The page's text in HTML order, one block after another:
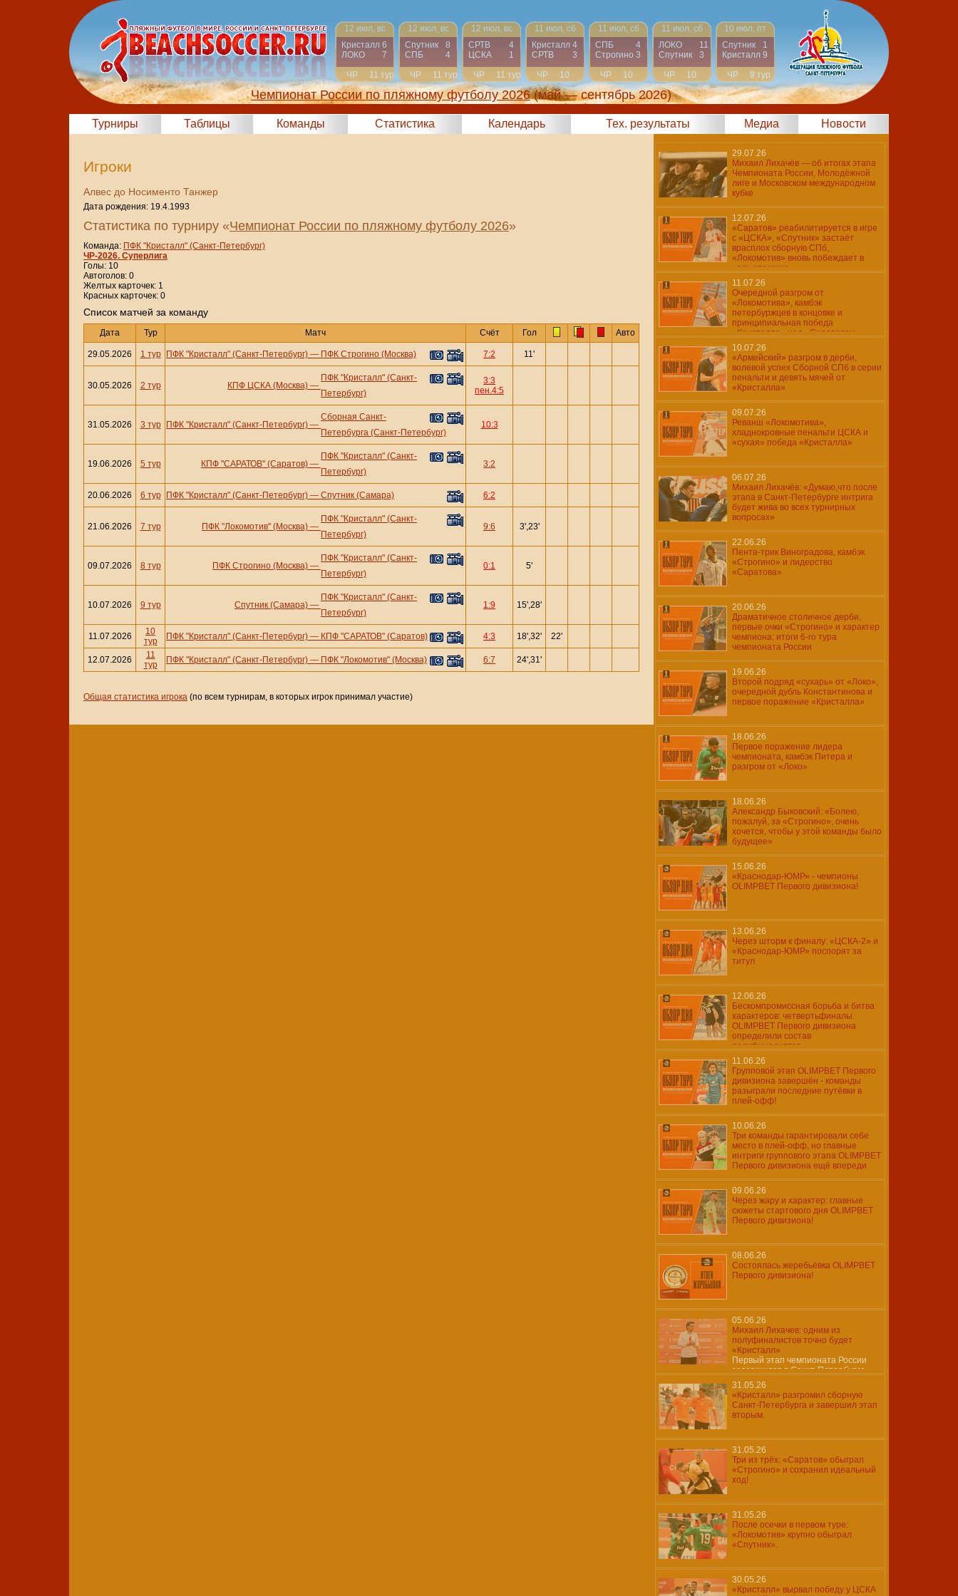
12 июл, вс
Кристалл 6
ЛОКО
7
ЧР
11 тур
12 июл, вс
Спутник
8
СПБ
4
ЧР
11 тур
12 июл, вс
СРТВ
4
ЦСКА
1
ЧР
11 тур
11 июл, сб
Кристалл 4
СРТВ
3
ЧР
10
тур
11 июл, сб
СПБ
4
Строгино 3
ЧР
10
тур
11 июл, сб
ЛОКО
11
Спутник
3
ЧР
10
тур
10 июл, пт
Спутник
1
Кристалл 9
ЧР
9 тур
Чемпионат России по пляжному футболу 2026 (май — сентябрь 2026)
Турниры Таблицы Команды Статистика Календарь Тех. результаты Медиа Новости
Игроки
Алвес до Носименто Танжер
Дата рождения: 19.4.1993
Статистика по турниру «Чемпионат России по пляжному футболу 2026»
Команда: ПФК "Кристалл" (Санкт-Петербург)
ЧР-2026. Суперлига
Голы: 10
Автоголов: 0
Желтых карточек: 1
Красных карточек: 0
Cписок матчей за команду
Дата Тур Матч Счёт Гол Авто
29.05.2026 1 тур ПФК "Кристалл" (Санкт-Петербург) — ПФК Строгино (Москва) 7:2 11'
30.05.2026 2 тур КПФ ЦСКА (Москва) —
ПФК "Кристалл" (Санкт-
Петербург)
3:3
пен.4:5
31.05.2026 3 тур ПФК "Кристалл" (Санкт-Петербург) —
Сборная Санкт-
Петербурга (Санкт-Петербург)
10:3
19.06.2026 5 тур КПФ "САРАТОВ" (Саратов) —
ПФК "Кристалл" (Санкт-
Петербург)
3:2
20.06.2026 6 тур ПФК "Кристалл" (Санкт-Петербург) — Спутник (Самара) 6:2
21.06.2026 7 тур ПФК "Локомотив" (Москва) —
ПФК "Кристалл" (Санкт-
Петербург)
9:6 3',23'
09.07.2026 8 тур ПФК Строгино (Москва) —
ПФК "Кристалл" (Санкт-
Петербург)
0:1 5'
10.07.2026 9 тур Спутник (Самара) —
ПФК "Кристалл" (Санкт-
Петербург)
1:9 15',28'
11.07.2026
10
тур
ПФК "Кристалл" (Санкт-Петербург) — КПФ "САРАТОВ" (Саратов) 4:3 18',32' 22'
12.07.2026
11
тур
ПФК "Кристалл" (Санкт-Петербург) — ПФК "Локомотив" (Москва) 6:7 24',31'
Общая статистика игрока (по всем турнирам, в которых игрок принимал участие)
29.07.26
Михаил Лихачёв — об итогах этапа
Чемпионата России, Молодёжной
лиге и Московском международном
кубке
12.07.26
«Саратов» реабилитируется в игре
с «ЦСКА», «Спутник» застаёт
врасплох сборную СПб,
«Локомотив» вновь побеждает в
«эль-классико»
11.07.26
Очередной разгром от
«Локомотива», камбэк
петербуржцев в концовке и
принципиальная победа
«Кристалла» над «Саратовом»
10.07.26
«Армейский» разгром в дерби,
волевой успех Сборной СПб в серии
пенальти и девять мячей от
«Кристалла»
09.07.26
Реванш «Локомотива»,
хладнокровные пенальти ЦСКА и
«сухая» победа «Кристалла»
06.07.26
Михаил Лихачёв: «Думаю,что после
этапа в Санкт-Петербурге интрига
будет жива во всех турнирных
вопросах»
22.06.26
Пента-трик Виноградова, камбэк
«Строгино» и лидерство
«Саратова»
20.06.26
Драматичное столичное дерби,
первые очки «Строгино» и характер
чемпиона: итоги 6-го тура
чемпионата России
19.06.26
Второй подряд «сухарь» от «Локо»,
очередной дубль Константинова и
первое поражение «Кристалла»
18.06.26
Первое поражение лидера
чемпионата, камбэк Питера и
разгром от «Локо»
18.06.26
Александр Быковский: «Болею,
пожалуй, за «Строгино», очень
хочется, чтобы у этой команды было
будущее»
15.06.26
«Краснодар-ЮМР» - чемпионы
OLIMPBET Первого дивизиона!
13.06.26
Через шторм к финалу: «ЦСКА-2» и
«Краснодар-ЮМР» поспорят за
титул
12.06.26
Бескомпромиссная борьба и битва
характеров: четвертьфиналы
OLIMPBET Первого дивизиона
определили состав
полуфиналистов
11.06.26
Групповой этап OLIMPBET Первого
дивизиона завершён - команды
разыграли последние путёвки в
плей-офф!
10.06.26
Три команды гарантировали себе
место в плей-офф, но главные
интриги группового этапа OLIMPBET
Первого дивизиона ещё впереди
09.06.26
Через жару и характер: главные
сюжеты стартового дня OLIMPBET
Первого дивизиона!
08.06.26
Состоялась жеребьёвка OLIMPBET
Первого дивизиона!
05.06.26
Михаил Лихачев: одним из
полуфиналистов точно будет
«Кристалл»
Первый этап чемпионата России
завершился в Санкт-Петербурге
31.05.26
«Кристалл» разгромил сборную
Санкт-Петербурга и завершил этап
вторым.
31.05.26
Три из трёх: «Саратов» обыграл
«Строгино» и сохранил идеальный
ход!
31.05.26
После осечки в первом туре:
«Локомотив» крупно обыграл
«Спутник».
30.05.26
«Кристалл» вырвал победу у ЦСКА